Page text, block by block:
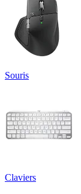
Souris
Claviers